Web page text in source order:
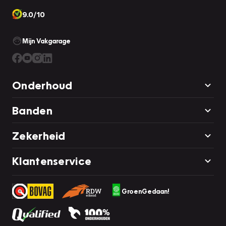
9.0/10
Mijn Vakgarage
Onderhoud
Banden
Zekerheid
Klantenservice
GroenGedaan!